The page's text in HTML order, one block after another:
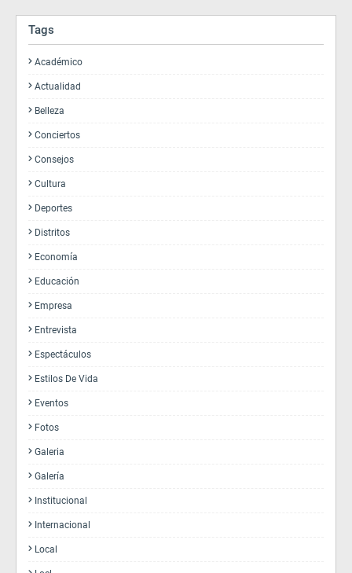
Tags
Académico
Actualidad
Belleza
Conciertos
Consejos
Cultura
Deportes
Distritos
Economía
Educación
Empresa
Entrevista
Espectáculos
Estilos De Vida
Eventos
Fotos
Galeria
Galería
Institucional
Internacional
Local